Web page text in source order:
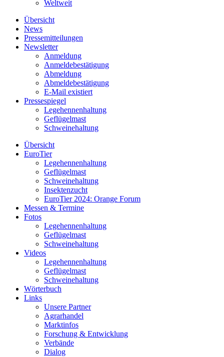
Weltweit
Übersicht
News
Pressemitteilungen
Newsletter
Anmeldung
Anmeldebestätigung
Abmeldung
Abmeldebestätigung
E-Mail existiert
Pressespiegel
Legehennenhaltung
Geflügelmast
Schweinehaltung
Übersicht
EuroTier
Legehennenhaltung
Geflügelmast
Schweinehaltung
Insektenzucht
EuroTier 2024: Orange Forum
Messen & Termine
Fotos
Legehennenhaltung
Geflügelmast
Schweinehaltung
Videos
Legehennenhaltung
Geflügelmast
Schweinehaltung
Wörterbuch
Links
Unsere Partner
Agrarhandel
Marktinfos
Forschung & Entwicklung
Verbände
Dialog